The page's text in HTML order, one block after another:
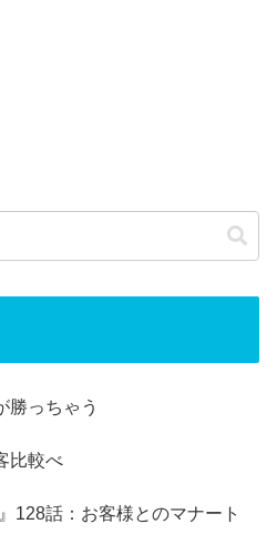
勝っちゃう
比較べ
128話：お客様とのマナート